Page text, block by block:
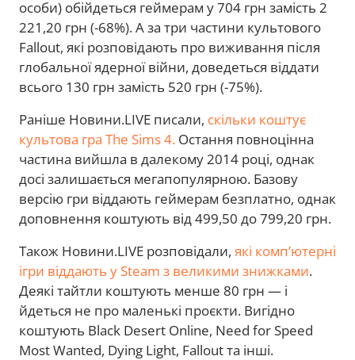
особи) обійдеться геймерам у 704 грн замість 2
221,20 грн (-68%). А за три частини культового
Fallout, які розповідають про виживання після
глобальної ядерної війни, доведеться віддати
всього 130 грн замість 520 грн (-75%).
Раніше Новини.LIVE писали, скільки коштує
культова гра The Sims 4. Остання повноцінна
частина вийшла в далекому 2014 році, однак
досі залишається мегапопулярною. Базову
версію гри віддають геймерам безплатно, однак
доповнення коштують від 499,50 до 799,20 грн.
Також Новини.LIVE розповідали, які комп’ютерні
ігри віддають у Steam з великими знижками.
Деякі тайтли коштують менше 80 грн — і
йдеться не про маленькі проєкти. Вигідно
коштують Black Desert Online, Need for Speed
Most Wanted, Dying Light, Fallout та інші.